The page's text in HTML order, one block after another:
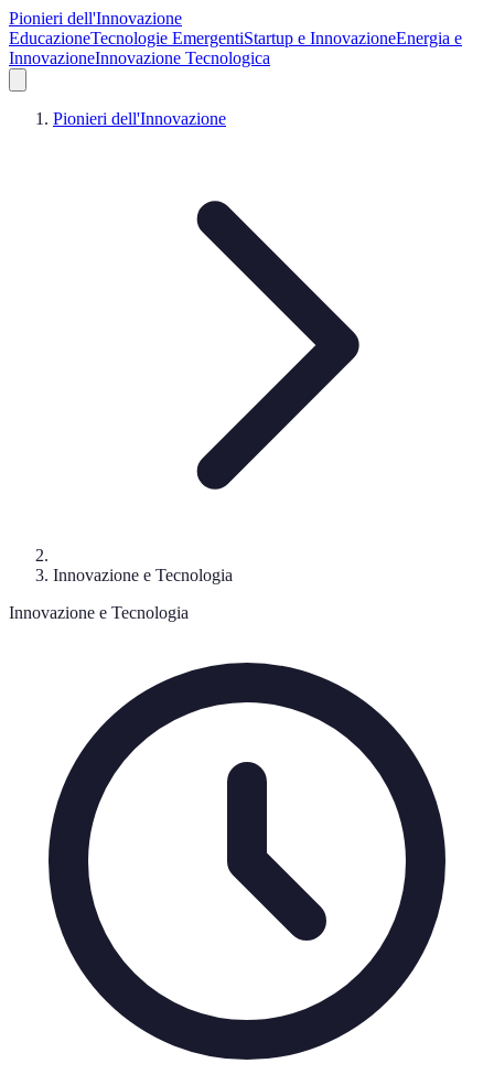
Pionieri dell'Innovazione
EducazioneTecnologie EmergentiStartup e InnovazioneEnergia e
InnovazioneInnovazione Tecnologica
Pionieri dell'Innovazione
Innovazione e Tecnologia
Innovazione e Tecnologia